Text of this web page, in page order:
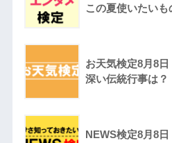
この夏使いたいも
お天気検定8月8
深い伝統行事は？
NEWS検定8月8